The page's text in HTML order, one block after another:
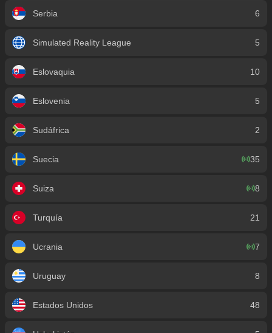
Serbia 6
Simulated Reality League 5
Eslovaquia 10
Eslovenia 5
Sudáfrica 2
Suecia 35
Suiza 8
Turquía 21
Ucrania 7
Uruguay 8
Estados Unidos 48